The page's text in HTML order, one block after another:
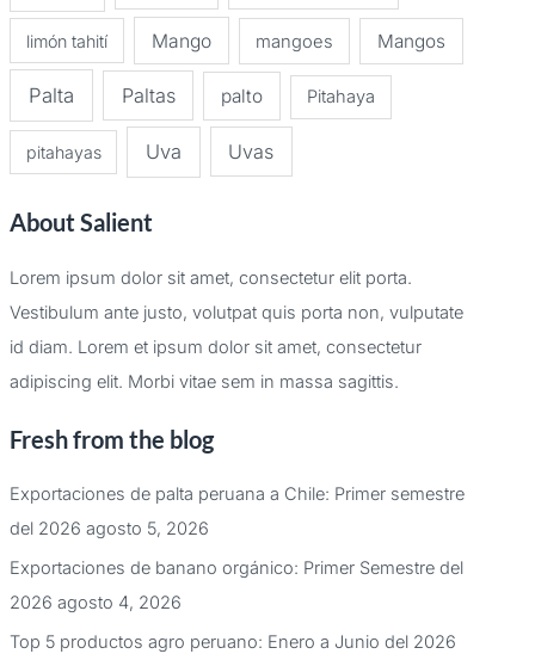
limón tahití Mango mangoes Mangos
Palta Paltas palto Pitahaya
pitahayas Uva Uvas
About Salient
Lorem ipsum dolor sit amet, consectetur elit porta.
Vestibulum ante justo, volutpat quis porta non, vulputate
id diam. Lorem et ipsum dolor sit amet, consectetur
adipiscing elit. Morbi vitae sem in massa sagittis.
Fresh from the blog
Exportaciones de palta peruana a Chile: Primer semestre
del 2026 agosto 5, 2026
Exportaciones de banano orgánico: Primer Semestre del
2026 agosto 4, 2026
Top 5 productos agro peruano: Enero a Junio del 2026